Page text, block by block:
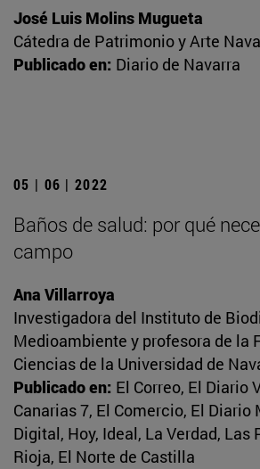
José Luis Molins Mugueta
Cátedra de Patrimonio y Arte
Publicado en: Diario de Navarra
05 | 06 | 2022
Baños de salud: por qué
campo
Ana Villarroya
Investigadora del Instituto de
Medioambiente y profesora de la
Ciencias de la Universidad de
Publicado en: El Correo, El Diario
Canarias 7, El Comercio, El Diario
Digital, Hoy, Ideal, La Verdad, Las
Rioja, El Norte de Castilla